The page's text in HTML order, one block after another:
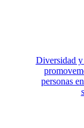
Diversidad y
personas